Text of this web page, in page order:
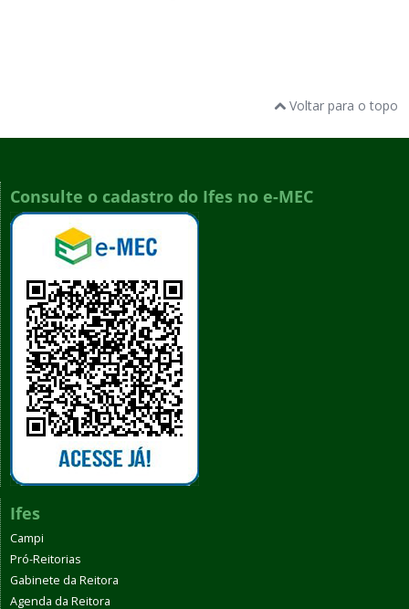
Voltar para o topo
Consulte o cadastro do Ifes no e-MEC
Ifes
Campi
Pró-Reitorias
Gabinete da Reitora
Agenda da Reitora